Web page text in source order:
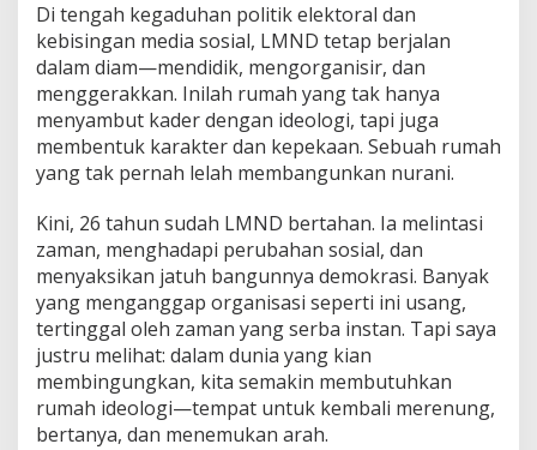
Di tengah kegaduhan politik elektoral dan
kebisingan media sosial, LMND tetap berjalan
dalam diam—mendidik, mengorganisir, dan
menggerakkan. Inilah rumah yang tak hanya
menyambut kader dengan ideologi, tapi juga
membentuk karakter dan kepekaan. Sebuah rumah
yang tak pernah lelah membangunkan nurani.
Kini, 26 tahun sudah LMND bertahan. Ia melintasi
zaman, menghadapi perubahan sosial, dan
menyaksikan jatuh bangunnya demokrasi. Banyak
yang menganggap organisasi seperti ini usang,
tertinggal oleh zaman yang serba instan. Tapi saya
justru melihat: dalam dunia yang kian
membingungkan, kita semakin membutuhkan
rumah ideologi—tempat untuk kembali merenung,
bertanya, dan menemukan arah.